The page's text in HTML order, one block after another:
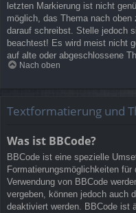
letzten Markierung ist nicht
möglich, das Thema nach
darauf schreibst. Stelle jedoch
beachtest! Es wird meist nicht
auf alte oder abgeschlossene
Nach oben
Textformatierung und
Was ist BBCode?
BBCode ist eine spezielle
Formatierungsmöglichkeiten
Verwendung von BBCode
vergeben, können jedoch auch
deaktiviert werden. BBCode ist